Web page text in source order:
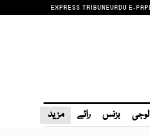
EXPRESS TRIBUNEURDU E-
بزنس رائے مزید